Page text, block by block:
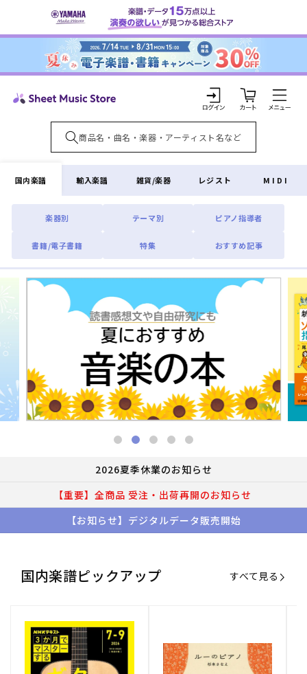
ンツに
ロ
グ
イ
ン
カ
ー
ト
国内楽譜
楽器別 テーマ別 ピアノ指導者
書籍/電子書籍 特集 おすすめ記事
輸入楽譜 雑貨/楽器 レジスト MIDI
2026夏季休業のお知らせ
【重要】全商品 受注・出荷再開のお知らせ
【お知らせ】デジタルデータ販売開始
国内楽譜ピックアップ すべて見る